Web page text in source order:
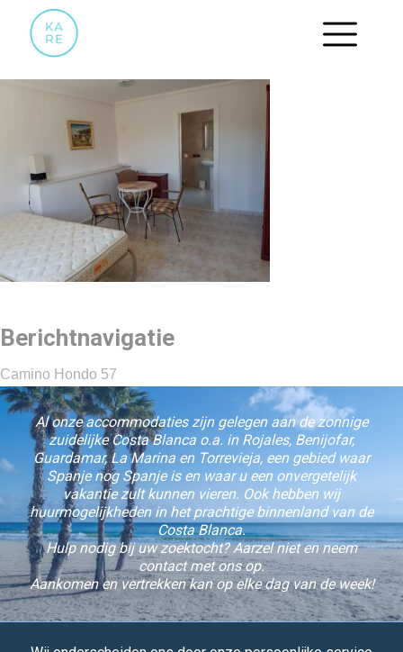
Berichtnavigatie
Camino Hondo 57
Al onze accommodaties zijn gelegen aan de zonnige
zuidelijke Costa Blanca o.a. in Rojales, Benijofar,
Guardamar, La Marina en Torrevieja, een gebied waar
Spanje nog Spanje is en waar u een onvergetelijk
vakantie zult kunnen vieren. Ook hebben wij
huurmogelijkheden in het prachtige binnenland van de
Costa Blanca.
Hulp nodig bij uw zoektocht? Aarzel niet en neem
contact met ons op.
Aankomen en vertrekken kan op elke dag van de week!